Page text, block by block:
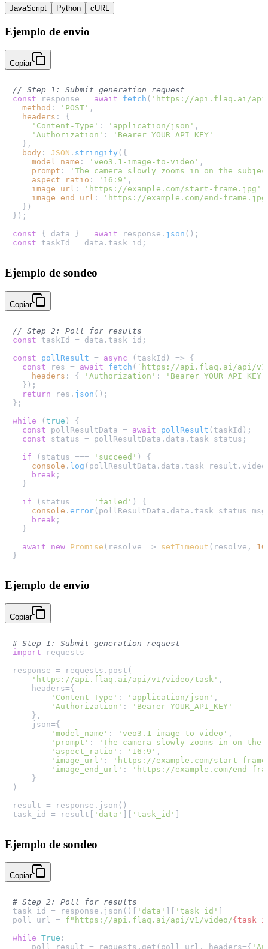
JavaScript Python cURL
Ejemplo de envio
Copiar
// Step 1: Submit generation request
const response = await fetch ( 'https://api.flaq.ai/
method : 'POST' ,
headers : {
'Content-Type' : 'application/json' ,
'Authorization' :
'Bearer YOUR_API_KEY'
  },
body : JSON . stringify ({
model_name : 'veo3.1-image-to-video' ,
prompt :
'The camera slowly zooms in on the
aspect_ratio : '16:9' ,
image_url : 'https://example.com/start-frame.jpg'
image_end_url :
'https://example.com/end-
  })
});
const { data } = await response. json
const taskId = data. task_id
Ejemplo de sondeo
Copiar
// Step 2: Poll for results
const taskId = data. task_id ;
const
pollResult = async ( taskId ) => {
const res = await fetch ( `https://api.flaq.ai/api/
headers : { 'Authorization' : 'Bearer YOUR_API_KEY'
  });
return res. json ();
};
while (true ) {
const pollResultData = await pollResult (taskId);
const status = pollResultData. data . task_status ;
if (status === 'succeed' ) {
console . log (pollResultData. data . task_result .
break ;
  }
if (status === 'failed' ) {
console . error (pollResultData. data . task_status_msg
break ;
  }
await
new Promise ( resolve => setTimeout (resolve,
Ejemplo de envio
Copiar
# Step 1: Submit generation request
import requests
response = requests.post(
'https://api.flaq.ai/api/v1/video/task' ,
    headers={
'Content-Type' : 'application/json' ,
'Authorization' :
'Bearer YOUR_API_KEY'
    },
    json={
'model_name' : 'veo3.1-image-to-video' ,
'prompt' :
'The camera slowly zooms in on
'aspect_ratio' : '16:9' ,
'image_url' :
'https://example.com/start-
'image_end_url' :
'https://example.com/end-
    }
)
result = response.json()
task_id = result[
'data' 'task_id'
Ejemplo de sondeo
Copiar
# Step 2: Poll for results
task_id = response.json()[
'data' 'task_id'
poll_url = f"https://api.flaq.ai/api/v1/video/
while True :
    poll_result = requests.get(poll_url, headers={